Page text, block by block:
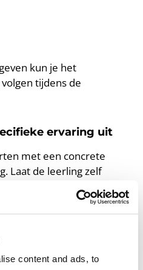
content and ads, to
kun je het
tijdens de
ervaring uit
met een concrete
Laat de leerling zelf
waar hij/zij graag over
hebben met werk
een ander soort
emoties,